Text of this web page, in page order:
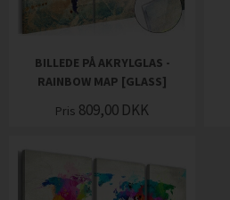
BILLEDE PÅ AKRYLGLAS -
RAINBOW MAP [GLASS]
Pris 809,00 DKK